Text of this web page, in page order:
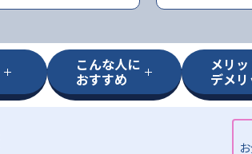
こんな人に
おすすめ
メリッ
デメリ